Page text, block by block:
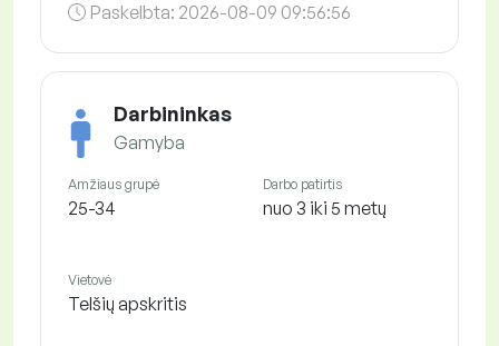
Paskelbta: 2026-08-09 09:56:56
Darbininkas
Gamyba
Amžiaus grupė
25-34
Darbo patirtis
nuo 3 iki 5 metų
Vietovė
Telšių apskritis